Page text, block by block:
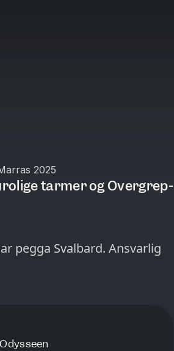
2025
tarmer og Overgrep-
Svalbard. Ansvarlig